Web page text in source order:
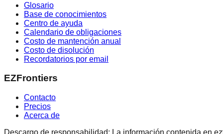
Glosario
Base de conocimientos
Centro de ayuda
Calendario de obligaciones
Costo de mantención anual
Costo de disolución
Recordatorios por email
EZFrontiers
Contacto
Precios
Acerca de
Descargo de responsabilidad: La información contenida en